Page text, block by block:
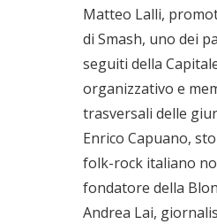
Matteo Lalli,
di Smash, uno dei
seguiti della
organizzativo e
trasversali delle
Enrico Capuano,
folk-rock italiano
fondatore della
Andrea Lai,